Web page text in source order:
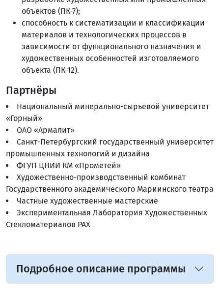
объектов (ПК-7);
способность к систематизации и классификации
материалов и технологических процессов в
зависимости от функционального назначения и
художественных особенностей изготовляемого
объекта (ПК-12).
Партнёры
Национальный минерально-сырьевой университет
«Горный»
ОАО «Армалит»
Санкт-Петербургский государственный университет
промышленных технологий и дизайна
ФГУП ЦНИИ КМ «Прометей»
Художественно-производственный комбинат
Государственного академического Мариинского театра
Частные художественные мастерские
Экспериментальная Лаборатория Художественных
Стекломатериалов РАХ
Подробное описание программы